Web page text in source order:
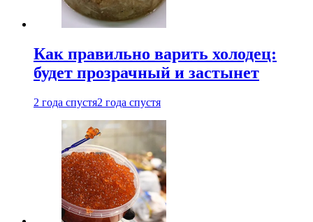
Как правильно варить холодец:
будет прозрачный и застынет
2 года спустя2 года спустя